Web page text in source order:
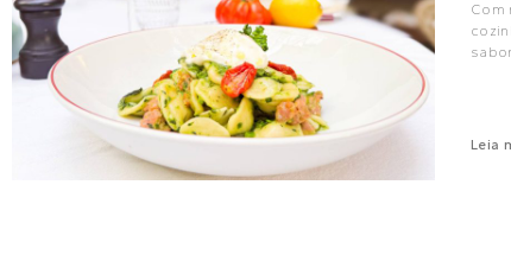
Com
sabor
Leia